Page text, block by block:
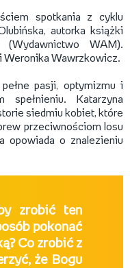
spotkania z cyklu
autorka książki
(Wydawnictwo WAM).
Weronika Wawrzkowicz.
pasji, optymizmu i
Katarzyna
siedmiu kobiet, które
przeciwnościom losu
opowiada o znalezieniu
zrobić ten
pokonać
Co zrobić z
że Bogu